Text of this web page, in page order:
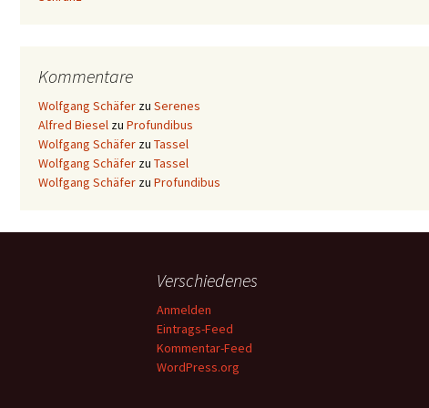
Kommentare
Wolfgang Schäfer zu Serenes
Alfred Biesel zu Profundibus
Wolfgang Schäfer zu Tassel
Wolfgang Schäfer zu Tassel
Wolfgang Schäfer zu Profundibus
Verschiedenes
Anmelden
Eintrags-Feed
Kommentar-Feed
WordPress.org